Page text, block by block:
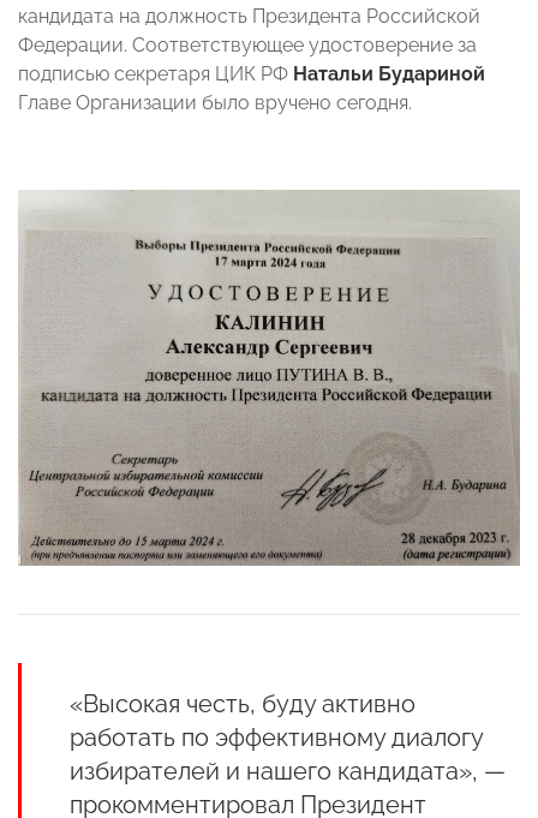
кандидата на должность Президента Российской
Федерации. Соответствующее удостоверение за
подписью секретаря ЦИК РФ Натальи Будариной
Главе Организации было вручено сегодня.
«Высокая честь, буду активно
работать по эффективному диалогу
избирателей и нашего кандидата», —
прокомментировал Президент